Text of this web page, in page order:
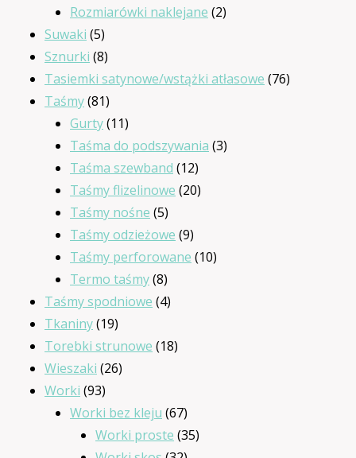
Rozmiarówki naklejane 22
Suwaki 55
produktów
Sznurki 88
produktów
Tasiemki satynowe/wstążki atłasowe 7676
Taśmy 8181
produktów
Gurty 1111
produktów
Taśma do podszywania 33
Taśma szewband 1212
produktów
Taśmy flizelinowe 2020
Taśmy nośne 55
produktów
Taśmy odzieżowe 99
produktów
Taśmy perforowane 1010
Termo taśmy 88
produktów
Taśmy spodniowe 44
Tkaniny 1919
produktów
Torebki strunowe 1818
Wieszaki 2626
Worki 9393
produkty
Worki bez kleju 6767
produktów
Worki proste 3535